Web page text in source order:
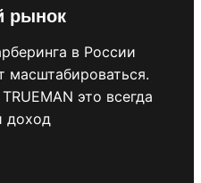
рынок
в России
масштабироваться.
это всегда
доход